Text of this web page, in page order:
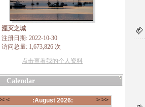
湮灭之城
注册日期: 2022-10-30
访问总量: 1,673,826 次
点击查看我的个人资料
Calendar